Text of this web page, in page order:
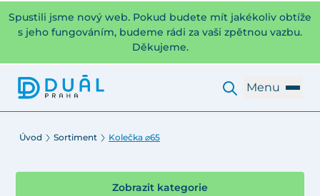
Spustili jsme nový web. Pokud budete mít jakékoliv obtíže
s jeho fungováním, budeme rádi za vaši zpětnou vazbu.
Děkujeme.
Menu
Úvod Sortiment Kolečka ⌀65
Zobrazit kategorie